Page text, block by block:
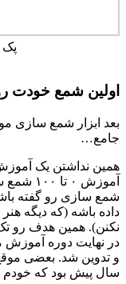
اولین شمع خودت
بعد ابزار شمع سازی
جامع…
همین نداشتن یک
آموزش
شمع سازی رو گفته
داده باشه (که دیگه
نکنن). همین هدف رو
در نهایت دوره آموزش
و تدوین شد. بعضی
سال پیش بود که